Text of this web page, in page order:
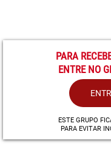
PARA
ENTRE NO
ESTE GRUPO
PARA EVITAR